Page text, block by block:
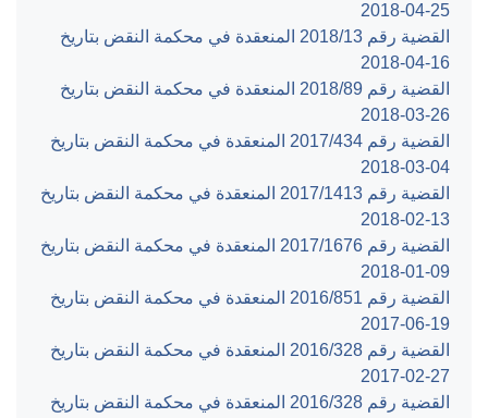
‎2018-04-25‏
القضية رقم ‎13‏/‎2018‏ المنعقدة في محكمة النقض بتاريخ
‎2018-04-16‏
القضية رقم ‎89‏/‎2018‏ المنعقدة في محكمة النقض بتاريخ
‎2018-03-26‏
القضية رقم ‎434‏/‎2017‏ المنعقدة في محكمة النقض بتاريخ
‎2018-03-04‏
القضية رقم ‎1413‏/‎2017‏ المنعقدة في محكمة النقض بتاريخ
‎2018-02-13‏
القضية رقم ‎1676‏/‎2017‏ المنعقدة في محكمة النقض بتاريخ
‎2018-01-09‏
القضية رقم ‎851‏/‎2016‏ المنعقدة في محكمة النقض بتاريخ
‎2017-06-19‏
القضية رقم ‎328‏/‎2016‏ المنعقدة في محكمة النقض بتاريخ
‎2017-02-27‏
القضية رقم ‎328‏/‎2016‏ المنعقدة في محكمة النقض بتاريخ